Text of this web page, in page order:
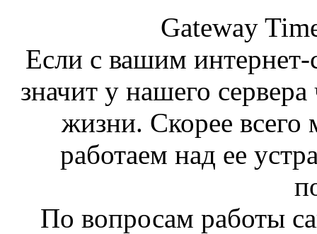
Gateway
Если с вашим интернет-
значит у нашего
жизни. Скорее
работаем над ее
По вопросам работы